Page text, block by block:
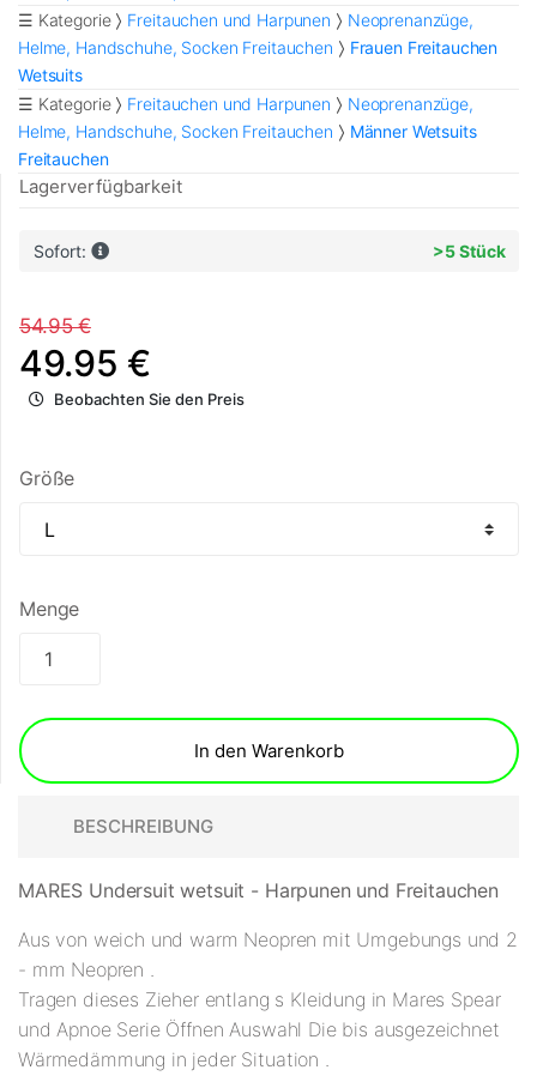
☰ Kategorie
Freitauchen und Harpunen
Neoprenanzüge,
Helme, Handschuhe, Socken Freitauchen
Frauen Freitauchen
Wetsuits
☰ Kategorie
Freitauchen und Harpunen
Neoprenanzüge,
Helme, Handschuhe, Socken Freitauchen
Männer Wetsuits
Freitauchen
Lagerverfügbarkeit
Sofort: >5 Stück
54.95 €
49.95 €
Beobachten Sie den Preis
Größe
Menge
In den Warenkorb
BESCHREIBUNG
MARES Undersuit wetsuit - Harpunen und Freitauchen
Aus von weich und warm Neopren mit Umgebungs und 2
- mm Neopren .
Tragen dieses Zieher entlang s Kleidung in Mares Spear
und Apnoe Serie Öffnen Auswahl Die bis ausgezeichnet
Wärmedämmung in jeder Situation .